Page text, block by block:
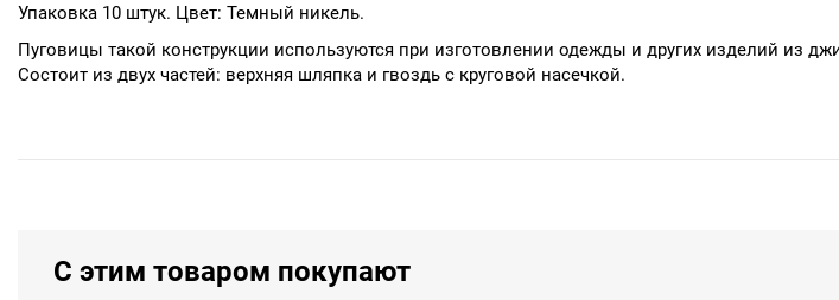
Упаковка 10 штук. Цвет: Темный никель.
Пуговицы такой конструкции используются при изготовлении одежды и других изделий из
Состоит из двух частей: верхняя шляпка и гвоздь с круговой насечкой.
С этим товаром покупают